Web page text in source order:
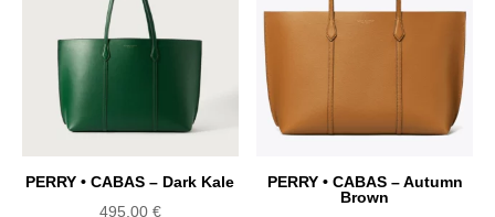
PERRY • CABAS – Dark Kale
495,00 €
PERRY • CABAS – Autumn
Brown